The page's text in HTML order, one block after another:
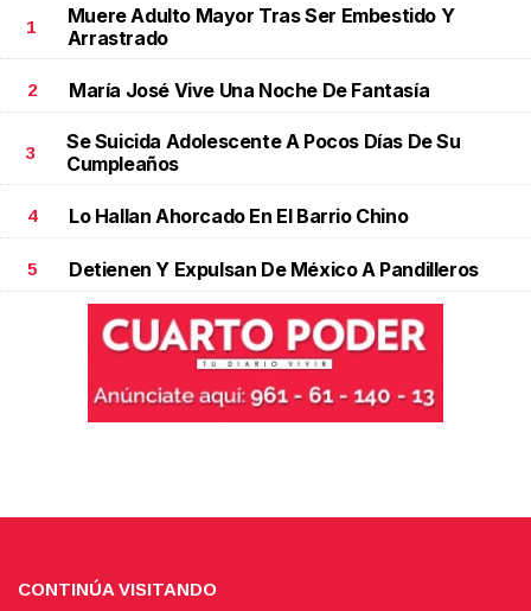
1
Muere Adulto Mayor Tras Ser Embestido Y
Arrastrado
2 María José Vive Una Noche De Fantasía
3
Se Suicida Adolescente A Pocos Días De Su
Cumpleaños
4 Lo Hallan Ahorcado En El Barrio Chino
5 Detienen Y Expulsan De México A Pandilleros
CONTINÚA VISITANDO